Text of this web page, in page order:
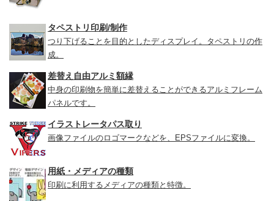
タペストリ印刷/制作
つり下げることを目的としたディスプレイ。タペストリの作
成。
差替え自由アルミ額縁
中身の印刷物を簡単に差替えることができるアルミフレーム
パネルです。
イラストレータパス取り
画像ファイルのロゴマークなどを、EPSファイルに変換。
用紙・メディアの種類
印刷に利用するメディアの種類と特徴。